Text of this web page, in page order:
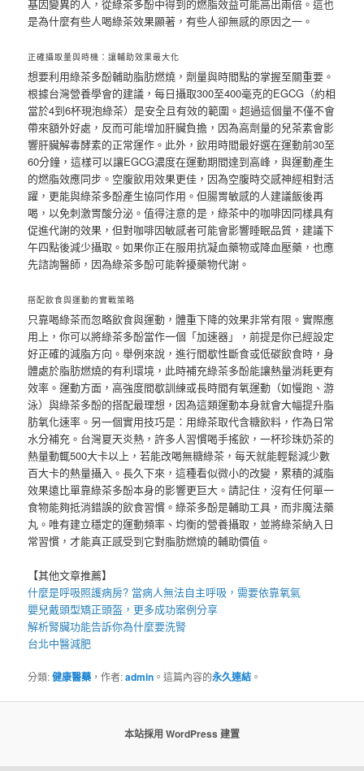
基因變異的人，從綠茶多酚中得到的燃脂效益可能高出兩倍。這也
是為什麼有些人喝綠茶效果顯著，有些人卻無感的原因之一。
正確攝取量與時機：讓輔助效果最大化
想要利用綠茶多酚輔助脂肪燃燒，劑量與時間點的掌握至關重要。
根據台灣營養學會的建議，每日攝取300至400毫克的EGCG（約相
當於4到6杯現泡綠茶）是安全且有效的範圍。超過這個量不僅不會
帶來額外好處，反而可能增加肝臟負擔，因為高劑量的兒茶素會影
響肝臟解毒酵素的正常運作。此外，飲用時間最好選在運動前30至
60分鐘，這樣可以讓EGCG濃度在運動期間達到高峰，與運動產生
的燃脂效應同步。空腹飲用效果更佳，因為空腹時交感神經相對活
躍，更能與綠茶多酚產生協同作用。但腸胃敏感的人建議飯後再
喝，以免刺激胃酸分泌。值得注意的是，綠茶中的咖啡因同樣具有
促進代謝的效果，但對咖啡因敏感者可能會影響睡眠品質，建議下
午四點後減少攝取。如果你正在服用抗凝血藥物或降血壓藥，也應
先諮詢醫師，因為綠茶多酚可能幹擾藥物代謝。
搭配飲食與運動的實戰策略
只靠喝綠茶而忽略飲食與運動，體重下降的效果非常有限。實際應
用上，你可以將綠茶多酚當作一個「加速器」，前提是你已經設定
好正確的減脂方向。舉例來說，進行間歇性斷食或低碳飲食時，身
體處於脂肪燃燒的有利環境，此時補充綠茶多酚能讓熱量消耗更有
效率。運動方面，高強度間歇訓練或長時間有氧運動（如慢跑、游
泳）與綠茶多酚的搭配最理想，因為這類運動本身就會大幅提升脂
肪氧化速率。另一個實用技巧是：用綠茶取代含糖飲料，作為日常
水分補充。台灣夏天炎熱，許多人習慣喝手搖飲，一杯珍珠奶茶的
熱量動輒500大卡以上，若能改喝無糖綠茶，每天就能輕鬆減少數
百大卡的熱量攝入。長久下來，這種看似微小的改變，累積的減脂
效果遠比單靠綠茶多酚本身的影響更巨大。請記住，沒有任何單一
食物能夠抵消錯誤的飲食習慣。綠茶多酚是輔助工具，而非魔法藥
丸。唯有建立穩定的運動頻率、均衡的營養攝取，並將綠茶納入日
常習慣，才能真正感受到它對脂肪燃燒的輔助價值。
【其他文章推薦】
什麼是呼吸照護病房? 當病人無法自主呼吸，需要依靠氧氣
嬰兒戴頭型矯正頭盔，更多成功案例分享
解析腎臟功能告訴你為什麼要洗腎
台北中醫減肥
分類:健康醫藥 ，作者:admin 。這篇內容的永久連結 。
本站採用 WordPress 建置